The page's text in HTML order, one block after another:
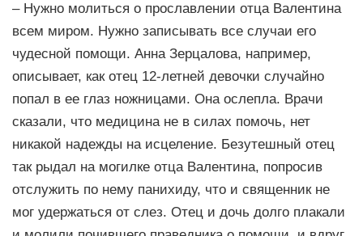
– Нужно молиться о прославлении отца Валентина
всем миром. Нужно записывать все случаи его
чудесной помощи. Анна Зерцалова, например,
описывает, как отец 12-летней девочки случайно
попал в ее глаз ножницами. Она ослепла. Врачи
сказали, что медицина не в силах помочь, нет
никакой надежды на исцеление. Безутешный отец
так рыдал на могилке отца Валентина, попросив
отслужить по нему панихиду, что и священник не
мог удержаться от слез. Отец и дочь долго плакали